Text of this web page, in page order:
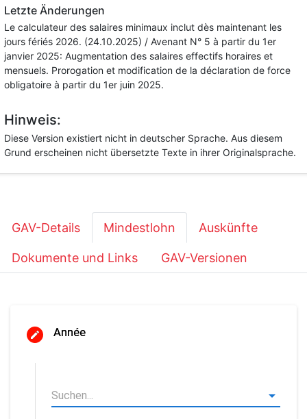
Letzte Änderungen
Le calculateur des salaires minimaux inclut dès maintenant les
jours fériés 2026. (24.10.2025) / Avenant N° 5 à partir du 1er
janvier 2025: Augmentation des salaires effectifs horaires et
mensuels. Prorogation et modification de la déclaration de force
obligatoire à partir du 1er juin 2025.
Hinweis:
Diese Version existiert nicht in deutscher Sprache. Aus diesem
Grund erscheinen nicht übersetzte Texte in ihrer Originalsprache.
GAV-Details Mindestlohn Auskünfte
Dokumente und Links GAV-Versionen
Année